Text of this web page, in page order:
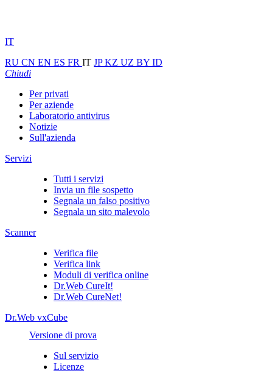
IT
RU CN EN ES FR IT JPKZ UZ BY ID
Chiudi
Per privati
Per aziende
Laboratorio antivirus
Notizie
Sull'azienda
Servizi
Tutti i servizi
Invia un file sospetto
Segnala un falso positivo
Segnala un sito malevolo
Scanner
Verifica file
Verifica link
Moduli di verifica online
Dr.Web CureIt!
Dr.Web CureNet!
Dr.Web vxCube
Versione di prova
Sul servizio
Licenze